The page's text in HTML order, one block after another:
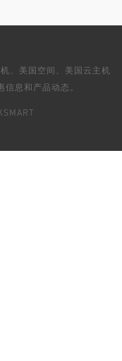
、美国空间、美国云主机
息和产品动态。